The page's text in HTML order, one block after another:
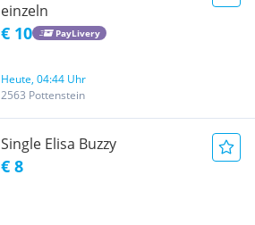
einzeln
€ 10 PayLivery
Heute, 04:44 Uhr
2563 Pottenstein
Single Elisa Buzzy
€ 8